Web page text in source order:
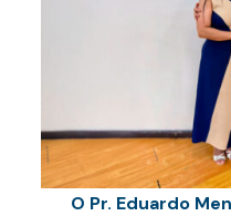
O Pr. Eduardo